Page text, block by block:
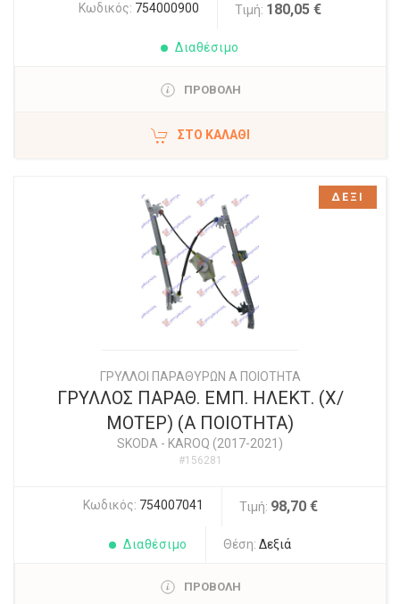
Κωδικός: 754000900 Τιμή: 180,05 €
Διαθέσιμο
ΠΡΟΒΟΛΗ
ΣΤΟ ΚΑΛΆΘΙ
ΓΡΥΛΛΟΙ ΠΑΡΑΘΥΡΩΝ Α ΠΟΙΟΤΗΤΑ
ΓΡΥΛΛΟΣ ΠΑΡΑΘ. ΕΜΠ. ΗΛΕΚΤ. (Χ/
ΜΟΤΕΡ) (Α ΠΟΙΟΤΗΤΑ)
SKODA - KAROQ (2017-2021)
#156281
Κωδικός: 754007041 Τιμή: 98,70 €
Διαθέσιμο Θέση: Δεξιά
ΠΡΟΒΟΛΗ
ΔΕΞΙ